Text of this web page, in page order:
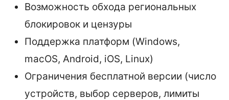
Возможность обхода региональных
блокировок и цензуры
Поддержка платформ (Windows,
macOS, Android, iOS, Linux)
Ограничения бесплатной версии (число
устройств, выбор серверов, лимиты